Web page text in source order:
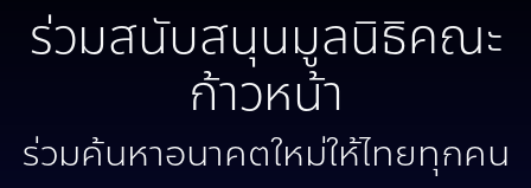
ร่วมสนับสนุนมูลนิธิคณะ
ก้าวหน้า
ร่วมค้นหาอนาคตใหม่ให้ไทยทุกคน